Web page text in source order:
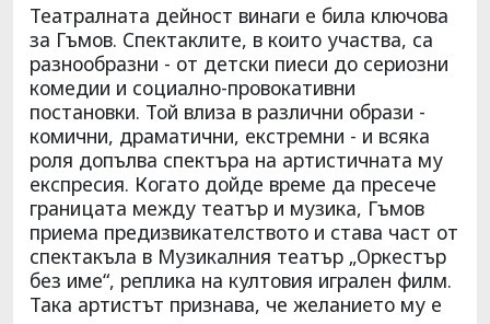
Театралната дейност винаги е била ключова
за Гъмов. Спектаклите, в които участва, са
разнообразни - от детски пиеси до сериозни
комедии и социално-провокативни
постановки. Той влиза в различни образи -
комични, драматични, екстремни - и всяка
роля допълва спектъра на артистичната му
експресия. Когато дойде време да пресече
границата между театър и музика, Гъмов
приема предизвикателството и става част от
спектакъла в Музикалния театър „Оркестър
без име“, реплика на култовия игрален филм.
Така артистът признава, че желанието му е